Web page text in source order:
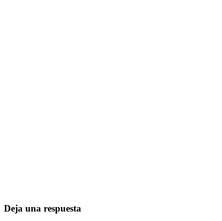
Deja una respuesta